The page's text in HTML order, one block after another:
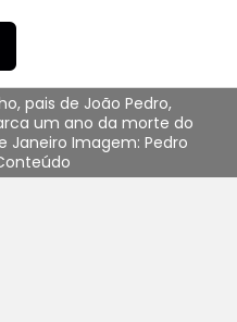
pais de João Pedro,
um ano da morte do
Janeiro Imagem: Pedro